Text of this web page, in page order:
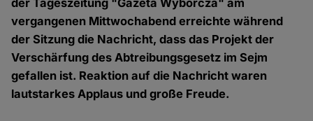
der Tageszeitung "Gazeta Wyborcza" am
vergangenen Mittwochabend erreichte während
der Sitzung die Nachricht, dass das Projekt der
Verschärfung des Abtreibungsgesetz im Sejm
gefallen ist. Reaktion auf die Nachricht waren
lautstarkes Applaus und große Freude.